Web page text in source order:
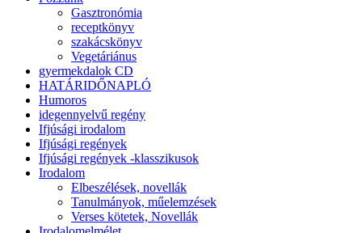
Gasztronómia
receptkönyv
szakácskönyv
Vegetáriánus
gyermekdalok CD
HATÁRIDŐNAPLÓ
Humoros
idegennyelvű regény
Ifjúsági irodalom
Ifjúsági regények
Ifjúsági regények -klasszikusok
Irodalom
Elbeszélések, novellák
Tanulmányok, műelemzések
Verses kötetek, Novellák